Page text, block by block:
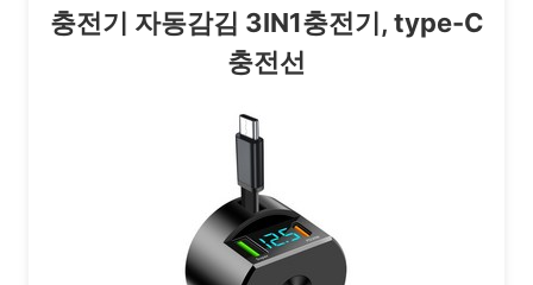
충전기 자동감김 3IN1충전기, type-C
충전선